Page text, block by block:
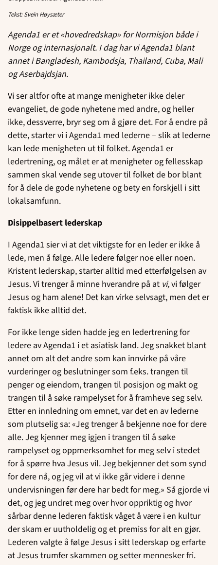
Tekst: Svein Høysæter
Agenda1 er et «hovedredskap» for Normisjon både i
Norge og internasjonalt. I dag har vi Agenda1 blant
annet i Bangladesh, Kambodsja, Thailand, Cuba, Mali
og Aserbajdsjan.
Vi ser altfor ofte at mange menigheter ikke deler
evangeliet, de gode nyhetene med andre, og heller
ikke, dessverre, bryr seg om å gjøre det. For å endre på
dette, starter vi i Agenda1 med lederne – slik at lederne
kan lede menigheten ut til folket. Agenda1 er
ledertrening, og målet er at menigheter og fellesskap
sammen skal vende seg utover til folket de bor blant
for å dele de gode nyhetene og bety en forskjell i sitt
lokalsamfunn.
Disippelbasert lederskap
I Agenda1 sier vi at det viktigste for en leder er ikke å
lede, men å følge. Alle ledere følger noe eller noen.
Kristent lederskap, starter alltid med etterfølgelsen av
Jesus. Vi trenger å minne hverandre på at vi,vi følger
Jesus og ham alene! Det kan virke selvsagt, men det er
faktisk ikke alltid det.
For ikke lenge siden hadde jeg en ledertrening for
ledere av Agenda1 i et asiatisk land. Jeg snakket blant
annet om alt det andre som kan innvirke på våre
vurderinger og beslutninger som f.eks. trangen til
penger og eiendom, trangen til posisjon og makt og
trangen til å søke rampelyset for å framheve seg selv.
Etter en innledning om emnet, var det en av lederne
som plutselig sa: «Jeg trenger å bekjenne noe for dere
alle. Jeg kjenner meg igjen i trangen til å søke
rampelyset og oppmerksomhet for meg selv i stedet
for å spørre hva Jesus vil. Jeg bekjenner det som synd
for dere nå, og jeg vil at vi ikke går videre i denne
undervisningen før dere har bedt for meg.» Så gjorde vi
det, og jeg undret meg over hvor oppriktig og hvor
sårbar denne lederen faktisk våget å være i en kultur
der skam er uutholdelig og et premiss for alt en gjør.
Lederen valgte å følge Jesus i sitt lederskap og erfarte
at Jesus trumfer skammen og setter mennesker fri.